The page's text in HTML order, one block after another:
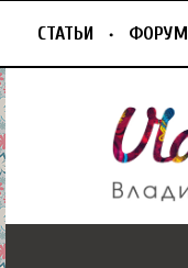
СТАТЬИ ФОРУМ